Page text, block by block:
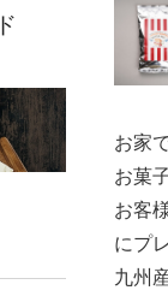
お家
お菓
お客
にプ
九州